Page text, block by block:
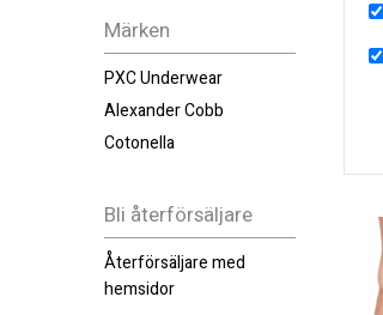
Märken
PXC Underwear
Alexander Cobb
Cotonella
Bli återförsäljare
Återförsäljare med
hemsidor